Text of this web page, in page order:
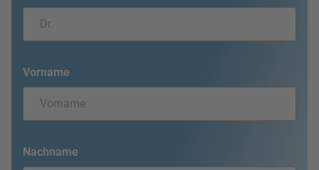
Vorname
Nachname